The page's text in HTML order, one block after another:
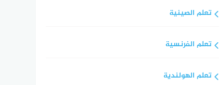
تعلم الصينية
تعلم الفرنسية
تعلم الهولندية